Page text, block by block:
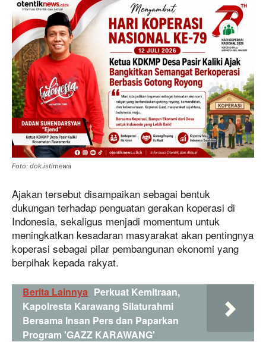
Foto: dok.istimewa
Ajakan tersebut disampaikan sebagai bentuk
dukungan terhadap penguatan gerakan koperasi di
Indonesia, sekaligus menjadi momentum untuk
meningkatkan kesadaran masyarakat akan pentingnya
koperasi sebagai pilar pembangunan ekonomi yang
berpihak kepada rakyat.
Berita Lainnya Perkuat Kemitraan,
Kapolresta Karawang Silaturahmi
Bersama Insan Pers dan Paparkan
Program 'GAZZ KARAWANG'